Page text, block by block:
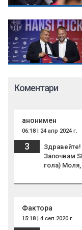
Коментари
анонимен
06:18 | 24 апр 2024 г.
3
Започвам
гола)
Фактора
15:18 | 4 сеп 2020 г.